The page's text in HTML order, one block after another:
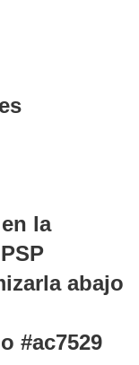
la
abajo
#ac7529